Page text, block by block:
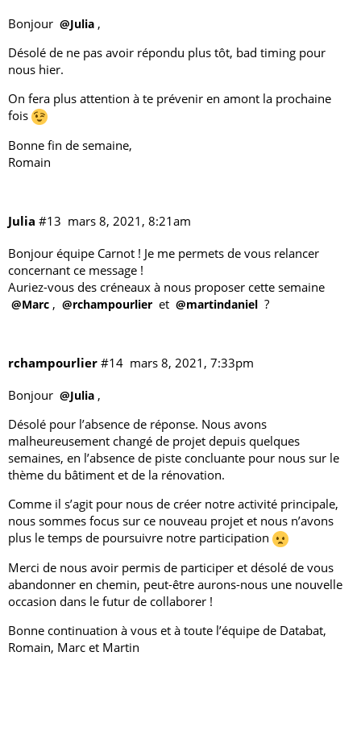
Bonjour @Julia ,
Désolé de ne pas avoir répondu plus tôt, bad timing pour
nous hier.
On fera plus attention à te prévenir en amont la prochaine
fois
Bonne fin de semaine,
Romain
Julia mars 8, 2021, 8:21am
#13
Bonjour équipe Carnot ! Je me permets de vous relancer
concernant ce message !
Auriez-vous des créneaux à nous proposer cette semaine
@Marc , @rchampourlier et @martindaniel ?
rchampourlier mars 8, 2021, 7:33pm
#14
Bonjour @Julia ,
Désolé pour l’absence de réponse. Nous avons
malheureusement changé de projet depuis quelques
semaines, en l’absence de piste concluante pour nous sur le
thème du bâtiment et de la rénovation.
Comme il s’agit pour nous de créer notre activité principale,
nous sommes focus sur ce nouveau projet et nous n’avons
plus le temps de poursuivre notre participation
Merci de nous avoir permis de participer et désolé de vous
abandonner en chemin, peut-être aurons-nous une nouvelle
occasion dans le futur de collaborer !
Bonne continuation à vous et à toute l’équipe de Databat,
Romain, Marc et Martin